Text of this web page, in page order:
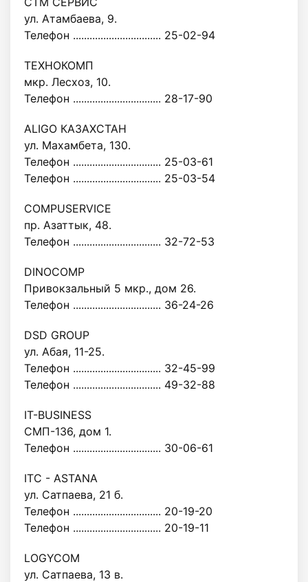
ул. Атамбаева, 9.
Телефон ................................ 25-02-94
ТЕХНОКОМП
мкр. Лесхоз, 10.
Телефон ................................ 28-17-90
ALIGO КАЗАХСТАН
ул. Махамбета, 130.
Телефон ................................ 25-03-61
Телефон ................................ 25-03-54
COMPUSERVICE
пр. Азаттык, 48.
Телефон ................................ 32-72-53
DINOCOMP
Привокзальный 5 мкр., дом 26.
Телефон ................................ 36-24-26
DSD GROUP
ул. Абая, 11-25.
Телефон ................................ 32-45-99
Телефон ................................ 49-32-88
IT-BUSINESS
СМП-136, дом 1.
Телефон ................................ 30-06-61
ITC - ASTANA
ул. Сатпаева, 21 б.
Телефон ................................ 20-19-20
Телефон ................................ 20-19-11
LOGYCOM
ул. Сатпаева, 13 в.